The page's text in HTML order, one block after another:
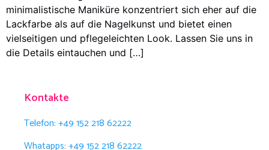
minimalistische Maniküre konzentriert sich eher auf die
Lackfarbe als auf die Nagelkunst und bietet einen
vielseitigen und pflegeleichten Look. Lassen Sie uns in
die Details eintauchen und […]
Kontakte
Telefon: +49 152 218 62222
Whatapps: +49 152 218 62222